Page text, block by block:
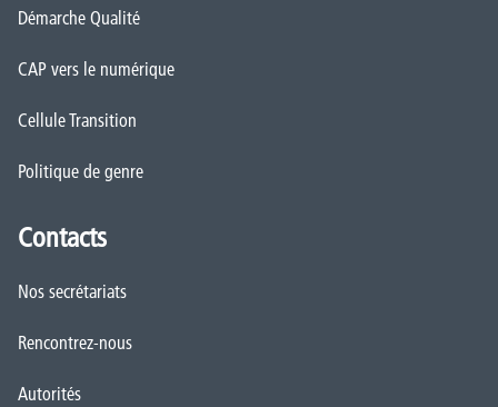
Démarche Qualité
CAP vers le numérique
Cellule Transition
Politique de genre
Contacts
Nos secrétariats
Rencontrez-nous
Autorités